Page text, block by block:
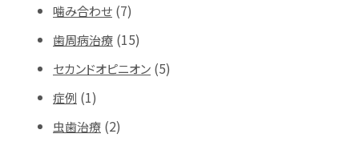
噛み合わせ (7)
歯周病治療 (15)
セカンドオピニオン (5)
症例 (1)
虫歯治療 (2)